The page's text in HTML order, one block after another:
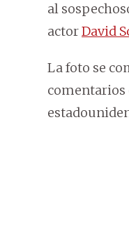
al
actorDavid
La foto se
comentarios